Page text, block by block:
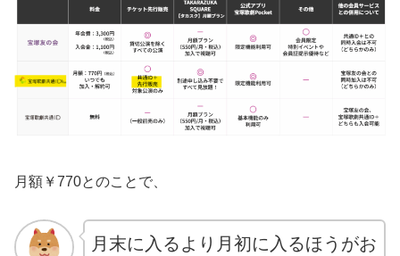
月額￥770とのことで、
月末に入るより月初に入るほうがお